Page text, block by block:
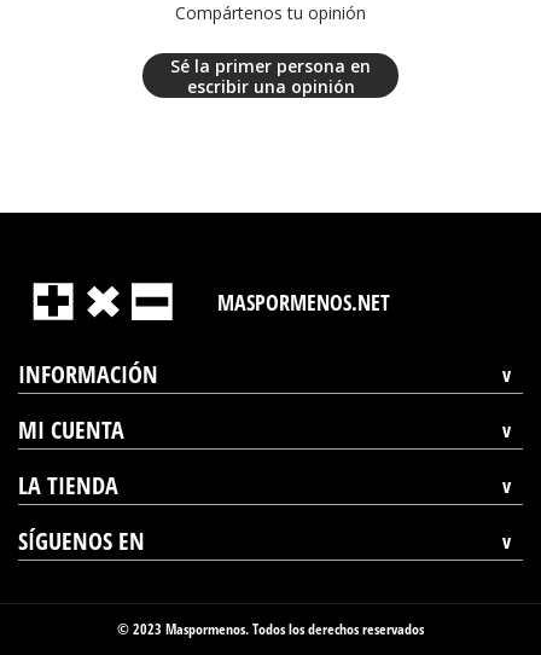
Compártenos tu opinión
Sé la primer persona en
escribir una opinión
MASPORMENOS.NET
INFORMACIÓN
MI CUENTA
LA TIENDA
SÍGUENOS EN
© 2023 Maspormenos. Todos los derechos reservados